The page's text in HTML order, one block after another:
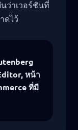
ว่าเวอร์ชันที่
ดไว้
หน้า
ที่มี